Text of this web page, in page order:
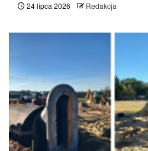
24 lipca 2026 Redakcja